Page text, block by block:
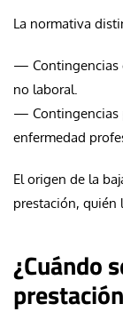
La normativa
— Contingencias
no laboral.
— Contingencias
enfermedad
El origen de la
prestación, quién
¿Cuándo